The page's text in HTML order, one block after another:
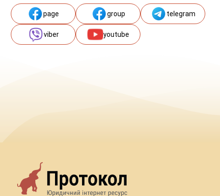
page group telegram
viber youtube